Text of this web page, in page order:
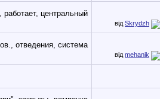
від Skrydzh
від mehanik